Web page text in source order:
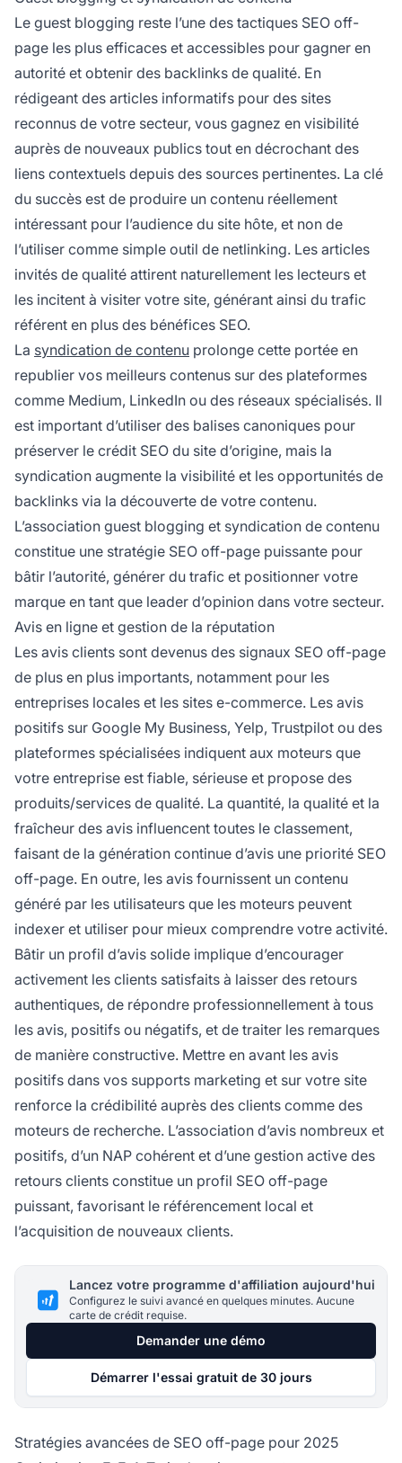
Le guest blogging reste l’une des tactiques SEO off-
page les plus efficaces et accessibles pour gagner en
autorité et obtenir des backlinks de qualité. En
rédigeant des articles informatifs pour des sites
reconnus de votre secteur, vous gagnez en visibilité
auprès de nouveaux publics tout en décrochant des
liens contextuels depuis des sources pertinentes. La clé
du succès est de produire un contenu réellement
intéressant pour l’audience du site hôte, et non de
l’utiliser comme simple outil de netlinking. Les articles
invités de qualité attirent naturellement les lecteurs et
les incitent à visiter votre site, générant ainsi du trafic
référent en plus des bénéfices SEO.
La syndication de contenu prolonge cette portée en
republier vos meilleurs contenus sur des plateformes
comme Medium, LinkedIn ou des réseaux spécialisés. Il
est important d’utiliser des balises canoniques pour
préserver le crédit SEO du site d’origine, mais la
syndication augmente la visibilité et les opportunités de
backlinks via la découverte de votre contenu.
L’association guest blogging et syndication de contenu
constitue une stratégie SEO off-page puissante pour
bâtir l’autorité, générer du trafic et positionner votre
marque en tant que leader d’opinion dans votre secteur.
Avis en ligne et gestion de la réputation
Les avis clients sont devenus des signaux SEO off-page
de plus en plus importants, notamment pour les
entreprises locales et les sites e-commerce. Les avis
positifs sur Google My Business, Yelp, Trustpilot ou des
plateformes spécialisées indiquent aux moteurs que
votre entreprise est fiable, sérieuse et propose des
produits/services de qualité. La quantité, la qualité et la
fraîcheur des avis influencent toutes le classement,
faisant de la génération continue d’avis une priorité SEO
off-page. En outre, les avis fournissent un contenu
généré par les utilisateurs que les moteurs peuvent
indexer et utiliser pour mieux comprendre votre activité.
Bâtir un profil d’avis solide implique d’encourager
activement les clients satisfaits à laisser des retours
authentiques, de répondre professionnellement à tous
les avis, positifs ou négatifs, et de traiter les remarques
de manière constructive. Mettre en avant les avis
positifs dans vos supports marketing et sur votre site
renforce la crédibilité auprès des clients comme des
moteurs de recherche. L’association d’avis nombreux et
positifs, d’un NAP cohérent et d’une gestion active des
retours clients constitue un profil SEO off-page
puissant, favorisant le référencement local et
l’acquisition de nouveaux clients.
Lancez votre programme d'affiliation aujourd'hui
Configurez le suivi avancé en quelques minutes. Aucune
carte de crédit requise.
Demander une démo
Démarrer l'essai gratuit de 30 jours
Stratégies avancées de SEO off-page pour 2025